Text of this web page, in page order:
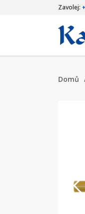
Zavolej:
Domů